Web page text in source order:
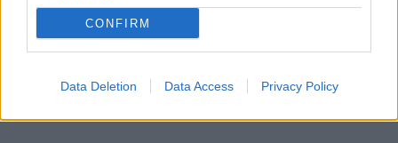
CONFIRM
Data Deletion Data Access Privacy Policy
GALÉRIA TOVÁBBI MŰTÁRGYAI